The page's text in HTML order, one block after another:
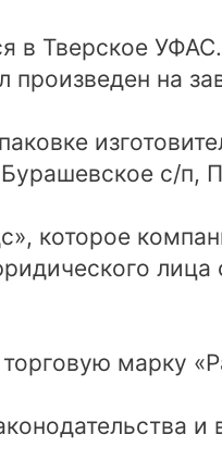
в Тверское УФАС.
произведен на
Бурашевское с/п,
которое
лица
марку
и